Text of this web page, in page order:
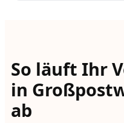
So läuft Ihr
in
ab